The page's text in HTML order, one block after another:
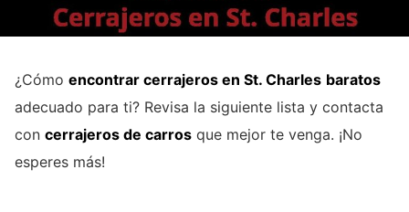
¿Cómo encontrar cerrajeros en St. Charles baratos
adecuado para ti? Revisa la siguiente lista y contacta
con cerrajeros de carros que mejor te venga. ¡No
esperes más!